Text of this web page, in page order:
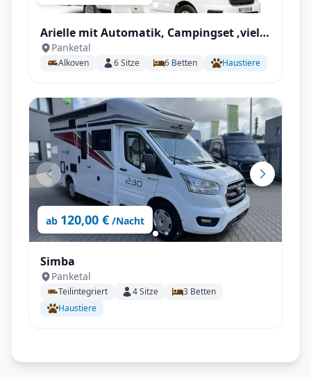
Arielle mit Automatik, Campingset ,viel
Staumöglichkeiten uvm.
Panketal
Alkoven 6Sitze 6 Betten Haustiere
ab 120,00 € /Nacht
Simba
Panketal
Teilintegriert 4Sitze 3 Betten
Haustiere